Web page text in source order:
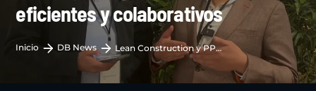
eficientes y colaborativos
Inicio DB News Lean Construction y PPM: metodologías para proyectos más eficientes y colaborativos